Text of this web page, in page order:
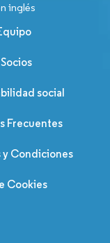
inglés
social
Frecuentes
y Condiciones
Cookies